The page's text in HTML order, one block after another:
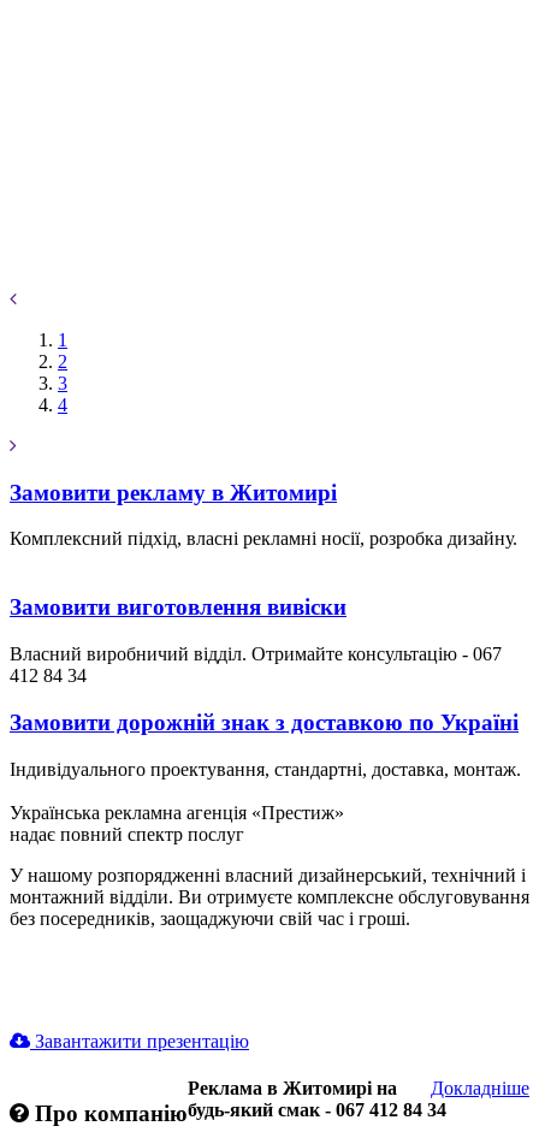
1
2
3
4
Замовити рекламу в Житомирі
Комплексний підхід, власні рекламні носії, розробка дизайну.
Замовити виготовлення вивіски
Власний виробничий відділ. Отримайте консультацію - 067
412 84 34
Замовити дорожній знак з доставкою по Україні
Індивідуального проектування, стандартні, доставка, монтаж.
Українська рекламна агенція «Престиж»
надає повний спектр послуг
У нашому розпорядженні власний дизайнерський, технічний і
монтажний відділи. Ви отримуєте комплексне обслуговування
без посередників, заощаджуючи свій час і гроші.
Завантажити презентацію
Про компанію
Докладніше
Реклама в Житомирі на
будь-який смак - 067 412 84 34